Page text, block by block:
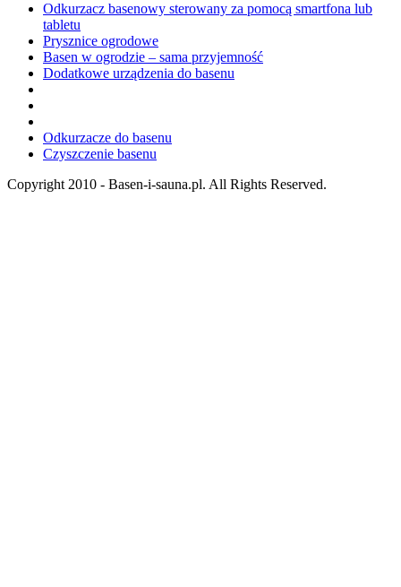
Odkurzacz basenowy sterowany za pomocą smartfona lub
tabletu
Prysznice ogrodowe
Basen w ogrodzie – sama przyjemność
Dodatkowe urządzenia do basenu
Odkurzacze do basenu
Czyszczenie basenu
Copyright 2010 - Basen-i-sauna.pl. All Rights Reserved.